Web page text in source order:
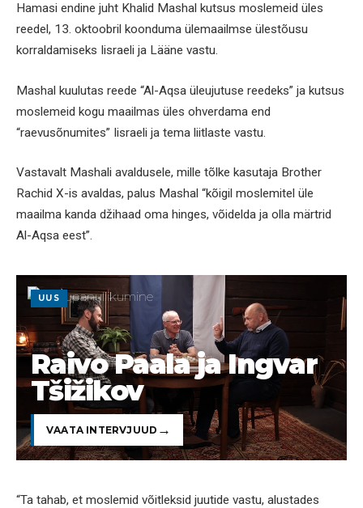
Hamasi endine juht Khalid Mashal kutsus moslemeid üles
reedel, 13. oktoobril koonduma ülemaailmse ülestõusu
korraldamiseks Iisraeli ja Lääne vastu.
Mashal kuulutas reede “Al-Aqsa üleujutuse reedeks” ja kutsus
moslemeid kogu maailmas üles ohverdama end
“raevusõnumites” Iisraeli ja tema liitlaste vastu.
Vastavalt Mashali avaldusele, mille tõlke kasutaja Brother
Rachid X-is avaldas, palus Mashal “kõigil moslemitel üle
maailma kanda džihaad oma hinges, võidelda ja olla märtrid
Al-Aqsa eest”.
UUS
Raivo Paala ja Ingvar
Tšižikov
VAATA INTERVJUUD
“Ta tahab, et moslemid võitleksid juutide vastu, alustades